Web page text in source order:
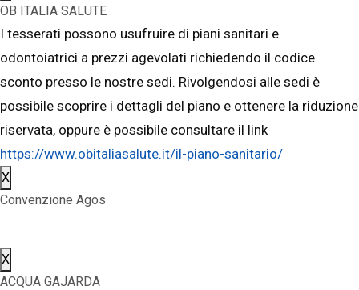
OB ITALIA SALUTE
I tesserati possono usufruire di piani sanitari e
odontoiatrici a prezzi agevolati richiedendo il codice
sconto presso le nostre sedi. Rivolgendosi alle sedi è
possibile scoprire i dettagli del piano e ottenere la riduzione
riservata, oppure è possibile consultare il link
https://www.obitaliasalute.it/il-piano-sanitario/
X
Convenzione Agos
X
ACQUA GAJARDA